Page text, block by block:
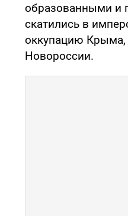
образованными и
скатились в
оккупацию Крыма,
Новороссии.